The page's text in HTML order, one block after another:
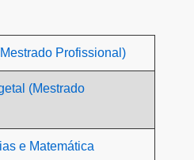
Profissional)
(Mestrado
e Matemática